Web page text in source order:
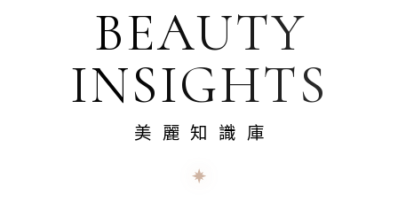
BEAUTY
INSIGHTS
美麗知識庫